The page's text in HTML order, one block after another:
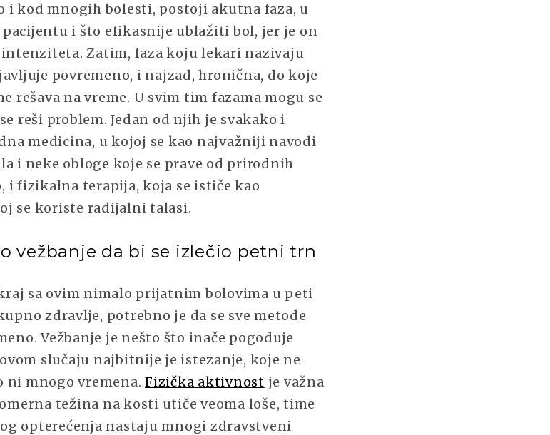
i kod mnogih bolesti, postoji akutna faza, u
i što efikasnije ublažiti bol, jer je on
Zatim, faza koju lekari nazivaju
povremeno, i najzad, hronična, do koje
rešava na vreme. U svim tim fazama mogu se
reši problem. Jedan od njih je svakako i
medicina, u kojoj se kao najvažniji navodi
i neke obloge koje se prave od prirodnih
i fizikalna terapija, koja se ističe kao
se koriste radijalni talasi.
vežbanje da bi se izlečio petni trn
sa ovim nimalo prijatnim bolovima u peti
zdravlje, potrebno je da se sve metode
Vežbanje je nešto što inače pogoduje
slučaju najbitnije je istezanje, koje ne
ni mnogo vremena. Fizička aktivnost je važna
težina na kosti utiče veoma loše, time
opterećenja nastaju mnogi zdravstveni